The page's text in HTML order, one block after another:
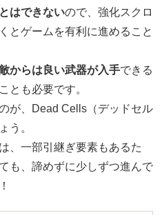
はできないので、強化スクロ
とゲームを有利に進めること
からは良い武器が入手できる
とも必要です。
が、Dead Cells（デッドセル
う。
、一部引継ぎ要素もあるた
も、諦めずに少しずつ進んで